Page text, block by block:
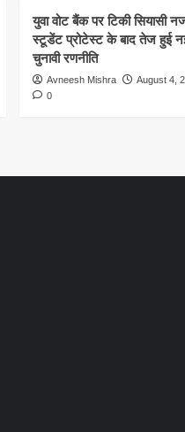
युवा वोट बैंक पर टिकी सियासी
स्टूडेंट प्रोटेस्ट के बाद तेज हुई
चुनावी रणनीति
Avneesh Mishra
August 4,
0